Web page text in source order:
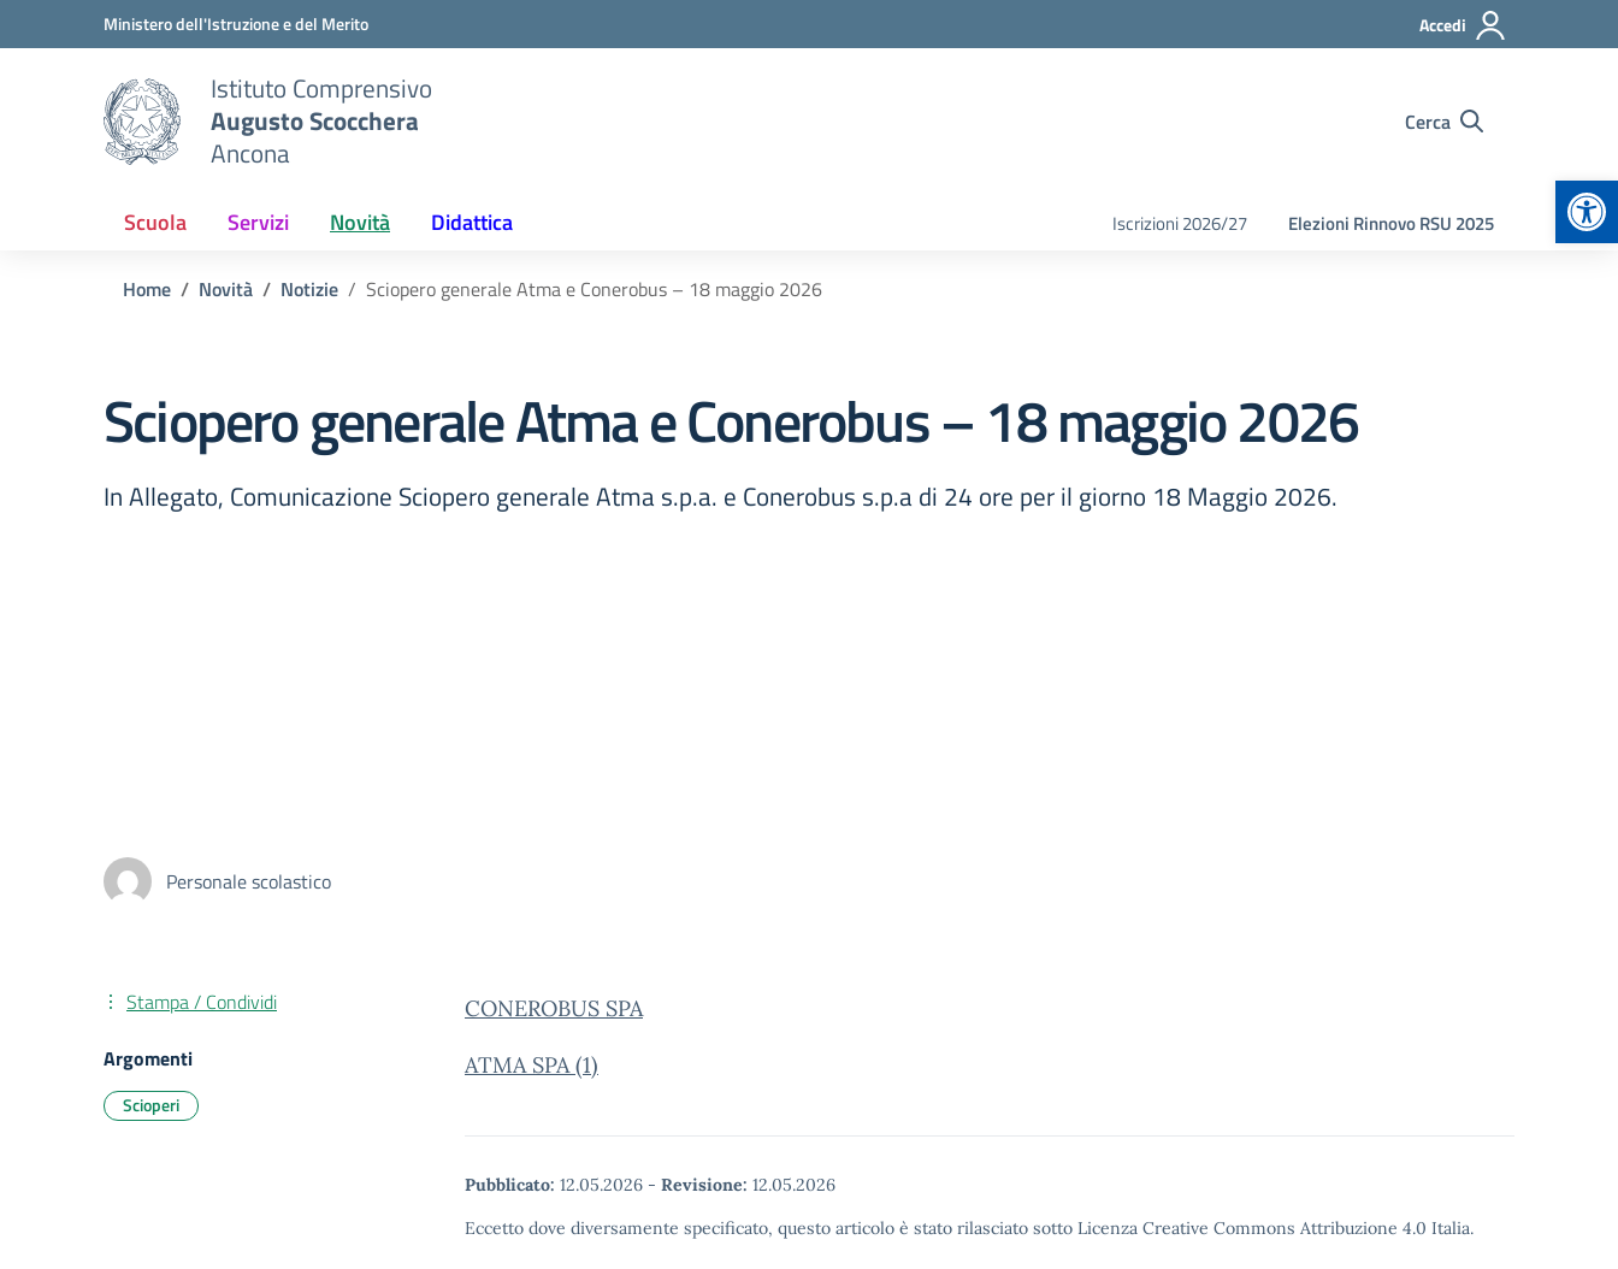
Vai ai contenuti
Vai al menu di navigazioneMinistero dell'Istruzione e del Merito Accedi
Istituto Comprensivo
Augusto Scocchera
Ancona
Cerca
Scuola Servizi Novità Didattica Iscrizioni 2026/27 Elezioni Rinnovo RSU 2025
Home Novità Notizie Sciopero generale Atma e Conerobus – 18 maggio 2026
Sciopero generale Atma e Conerobus – 18 maggio 2026
In Allegato, Comunicazione Sciopero generale Atma s.p.a. e Conerobus s.p.a di 24 ore per il giorno 18 Maggio 2026.
Personale scolastico
CONEROBUS SPA
ATMA SPA (1)
Pubblicato: 12.05.2026 - Revisione: 12.05.2026
Eccetto dove diversamente specificato, questo articolo è stato rilasciato sotto Licenza Creative Commons Attribuzione 4.0 Italia.
Stampa / Condividi
Argomenti
Scioperi